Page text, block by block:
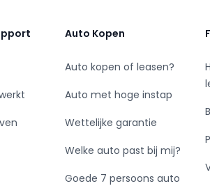
Auto Kopen
Auto kopen of leasen?
Auto met hoge instap
Wettelijke garantie
Welke auto past bij mij?
Goede 7 persoons auto